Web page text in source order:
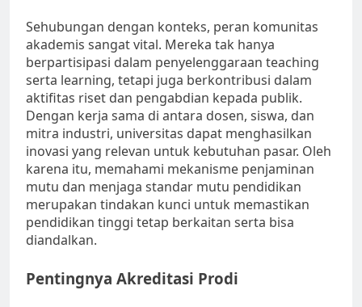
Sehubungan dengan konteks, peran komunitas
akademis sangat vital. Mereka tak hanya
berpartisipasi dalam penyelenggaraan teaching
serta learning, tetapi juga berkontribusi dalam
aktifitas riset dan pengabdian kepada publik.
Dengan kerja sama di antara dosen, siswa, dan
mitra industri, universitas dapat menghasilkan
inovasi yang relevan untuk kebutuhan pasar. Oleh
karena itu, memahami mekanisme penjaminan
mutu dan menjaga standar mutu pendidikan
merupakan tindakan kunci untuk memastikan
pendidikan tinggi tetap berkaitan serta bisa
diandalkan.
Pentingnya Akreditasi Prodi